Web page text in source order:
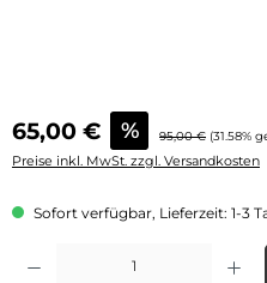
Verkaufspreis:
65,00 € % Regulärer Preis:
95,00 € (31.58%
Preise inkl. MwSt. zzgl. Versandkosten
Sofort verfügbar, Lieferzeit: 1-3
Produkt Anzahl: Gib den